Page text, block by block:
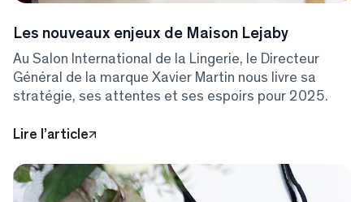
Les nouveaux enjeux de Maison Lejaby
Au Salon International de la Lingerie, le Directeur
Général de la marque Xavier Martin nous livre sa
stratégie, ses attentes et ses espoirs pour 2025.
Lire l’article